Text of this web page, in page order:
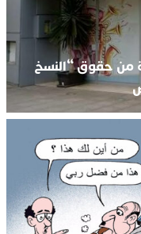
من حقوق “النسخ